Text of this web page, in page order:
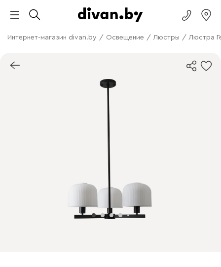
Интернет-магазин divan.by / Освещение / Люстры / Люстра